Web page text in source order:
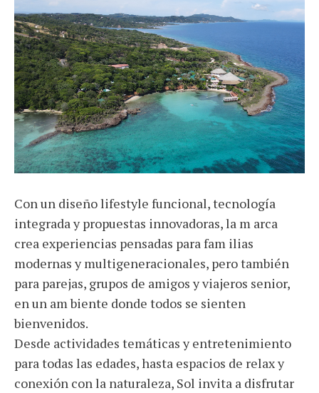
Con un diseño lifestyle funcional, tecnología
integrada y propuestas innovadoras, la m arca
crea experiencias pensadas para fam ilias
modernas y multigeneracionales, pero también
para parejas, grupos de amigos y viajeros senior,
en un am biente donde todos se sienten
bienvenidos.
Desde actividades temáticas y entretenimiento
para todas las edades, hasta espacios de relax y
conexión con la naturaleza, Sol invita a disfrutar